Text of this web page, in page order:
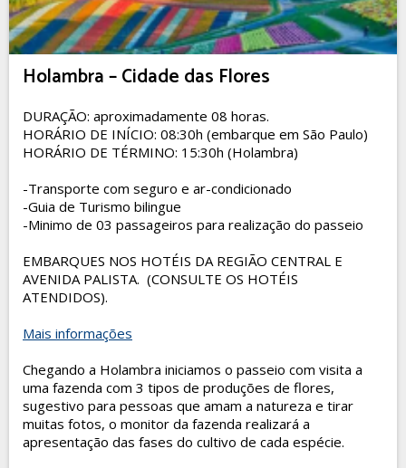
Holambra – Cidade das Flores
DURAÇÃO: aproximadamente 08 horas.
HORÁRIO DE INÍCIO: 08:30h (embarque em São Paulo)
HORÁRIO DE TÉRMINO: 15:30h (Holambra)
-Transporte com seguro e ar-condicionado
-Guia de Turismo bilingue
-Minimo de 03 passageiros para realização do passeio
EMBARQUES NOS HOTÉIS DA REGIÃO CENTRAL E
AVENIDA PALISTA. (CONSULTE OS HOTÉIS
ATENDIDOS).
Mais informações
Chegando a Holambra iniciamos o passeio com visita a
uma fazenda com 3 tipos de produções de flores,
sugestivo para pessoas que amam a natureza e tirar
muitas fotos, o monitor da fazenda realizará a
apresentação das fases do cultivo de cada espécie.